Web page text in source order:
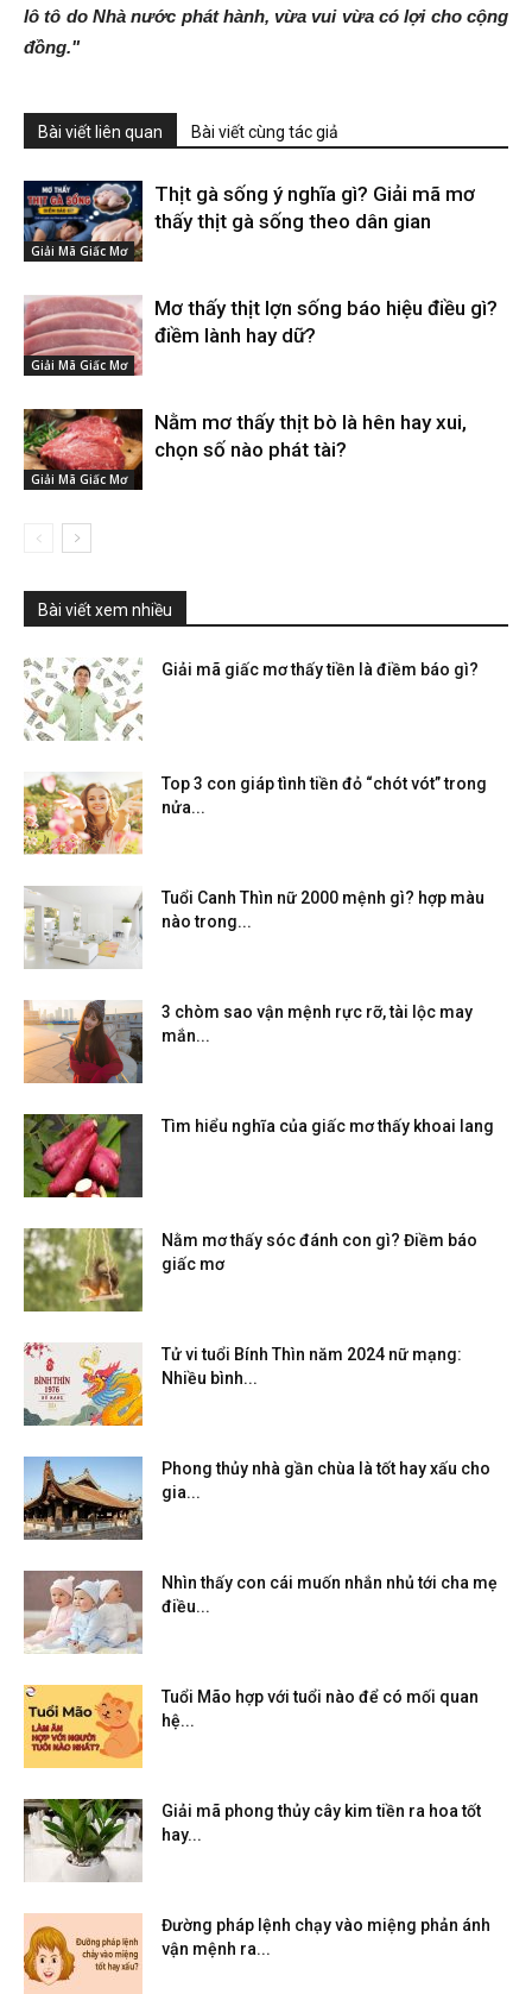
lô tô do Nhà nước phát hành, vừa vui vừa có lợi cho cộng
đồng."
Bài viết liên quan Bài viết cùng tác giả
Giải Mã Giấc Mơ
Thịt gà sống ý nghĩa gì? Giải mã mơ
thấy thịt gà sống theo dân gian
Giải Mã Giấc Mơ
Mơ thấy thịt lợn sống báo hiệu điều gì?
điềm lành hay dữ?
Giải Mã Giấc Mơ
Nằm mơ thấy thịt bò là hên hay xui,
chọn số nào phát tài?
Bài viết xem nhiều
Giải mã giấc mơ thấy tiền là điềm báo gì?
Top 3 con giáp tình tiền đỏ “chót vót” trong
nửa...
Tuổi Canh Thìn nữ 2000 mệnh gì? hợp màu
nào trong...
3 chòm sao vận mệnh rực rỡ, tài lộc may
mắn...
Tìm hiểu nghĩa của giấc mơ thấy khoai lang
Nằm mơ thấy sóc đánh con gì? Điềm báo
giấc mơ
Tử vi tuổi Bính Thìn năm 2024 nữ mạng:
Nhiều bình...
Phong thủy nhà gần chùa là tốt hay xấu cho
gia...
Nhìn thấy con cái muốn nhắn nhủ tới cha mẹ
điều...
Tuổi Mão hợp với tuổi nào để có mối quan
hệ...
Giải mã phong thủy cây kim tiền ra hoa tốt
hay...
Đường pháp lệnh chạy vào miệng phản ánh
vận mệnh ra...